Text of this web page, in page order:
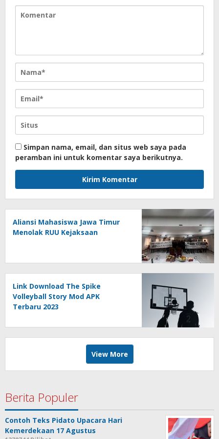
Simpan nama, email, dan situs web saya pada
peramban ini untuk komentar saya berikutnya.
Aliansi Mahasiswa Jawa Timur
Menolak RUU Kejaksaan
Link Download The Spike
Volleyball Story Mod APK
Terbaru 2023
View More
Berita Populer
Contoh Teks Pidato Upacara Hari
Kemerdekaan 17 Agustus